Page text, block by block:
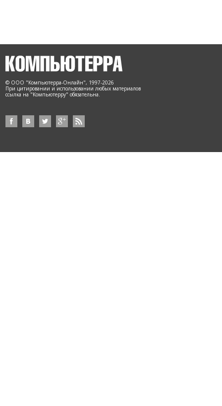
© ООО "Компьютерра-Онлайн", 1997-2026
При цитировании и использовании любых материалов
ссылка на "Компьютерру" обязательна.